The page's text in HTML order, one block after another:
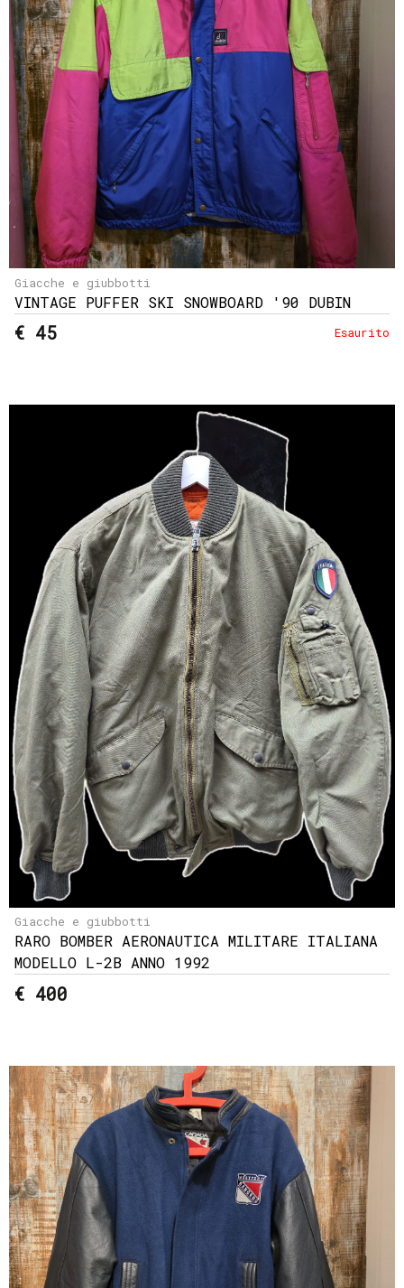
resi
Metodi
di
pagamento
Privacy
Policy
Il
mio
account
Giacche e giubbotti
VINTAGE PUFFER SKI SNOWBOARD '90 DUBIN
€ 45 Esaurito
Giacche e giubbotti
RARO BOMBER AERONAUTICA MILITARE ITALIANA
MODELLO L-2B ANNO 1992
€ 400